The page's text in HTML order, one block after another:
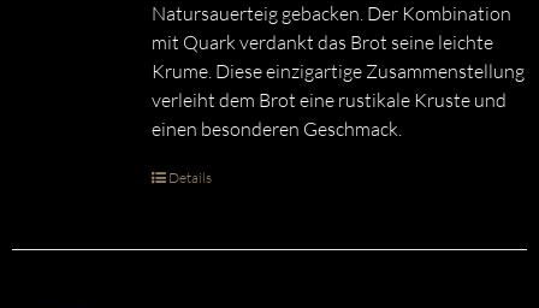
Natursauerteig gebacken. Der Kombination
mit Quark verdankt das Brot seine leichte
Krume. Diese einzigartige Zusammenstellung
verleiht dem Brot eine rustikale Kruste und
einen besonderen Geschmack.
Details